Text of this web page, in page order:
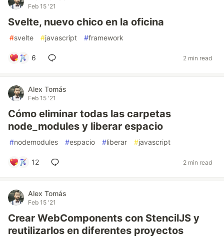
Feb 15 '21
Svelte, nuevo chico en la oficina
#svelte #javascript #framework
6 2 min read
Alex Tomás
Feb 15 '21
Cómo eliminar todas las carpetas
node_modules y liberar espacio
#nodemodules #espacio #liberar #javascript
12 2 min read
Alex Tomás
Feb 15 '21
Crear WebComponents con StencilJS y
reutilizarlos en diferentes proyectos